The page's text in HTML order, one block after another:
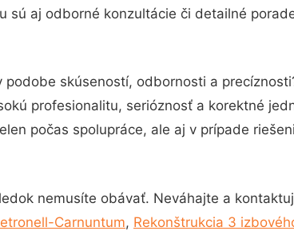
sú aj odborné konzultácie či detailné
skúseností, odbornosti a
profesionalitu, serióznosť a korektné
počas spolupráce, ale aj v prípade
nemusíte obávať. Neváhajte a
Carnuntum, Rekonštrukcia 3